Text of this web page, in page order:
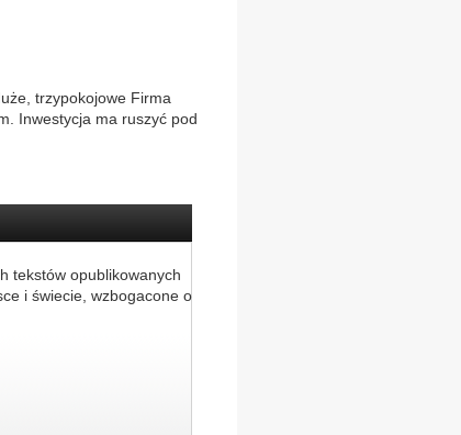
trzypokojowe Firma
Inwestycja ma ruszyć pod
tekstów opublikowanych
i świecie, wzbogacone o